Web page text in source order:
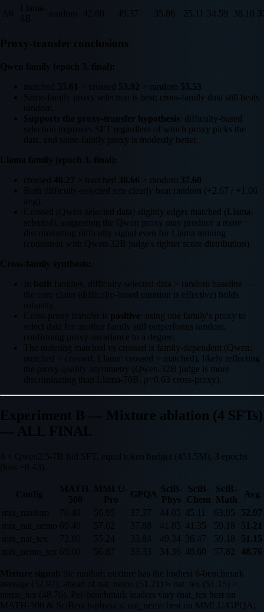
Llama-
42.60 49.37 35.86 25.11 34.59 38.10
Proxy-transfer conclusions
Qwen family (epoch 3, final):
> crossed 53.92 > random 53.53
Same-family proxy selection is best; cross-family data still beats
random.
Supports the proxy-transfer hypothesis: difficulty-based
selection improves SFT regardless of which proxy picks the
data, and same-family proxy is modestly better.
Llama family (epoch 3, final):
40.27 > matched 38.66 > random 37.60
Both difficulty-selected sets clearly beat random (+2.67 / +1.06
Crossed (Qwen-selected data) slightly edges matched (Llama-
selected), suggesting the Qwen proxy may produce a more
discriminating difficulty signal even for Llama training
(consistent with Qwen-32B judge's tighter score distribution).
Cross-family synthesis:
families, difficulty-selected data > random baseline —
the core claim (difficulty-based curation is effective) holds
Cross-proxy transfer is positive : using one family's proxy to
select data for another family still outperforms random,
confirming proxy-invariance to a degree.
The ordering matched vs crossed is family-dependent (Qwen:
matched > crossed; Llama: crossed > matched), likely reflecting
the proxy quality asymmetry (Qwen-32B judge is more
discriminating than Llama-70B, ρ=0.63 cross-proxy).
Experiment B — Mixture ablation (4 SFTs)
— ALL FINAL
4 × Qwen2.5-7B full SFT, equal token budget (451.5M), 3 epochs
MATH-
MMLU-
Pro
GPQA
SciB-
Phys
SciB-
Chem
SciB-
Math
Avg
56.95 37.37 44.05 45.11 63.95
52.97
57.62 37.88 41.85 41.35 59.18
51.21
55.24 33.84 49.34 36.47 59.18
51.15
56.87 33.33 34.36 40.60 57.82 48.76
the random mixture has the highest 6-benchmark
average (52.97), ahead of nat_nemo (51.21) ≈ nat_tex (51.15) >
nemo_tex (48.76). Per-benchmark leaders vary (nat_tex best on
MATH-500 & SciBench-physics; nat_nemo best on MMLU/GPQA;